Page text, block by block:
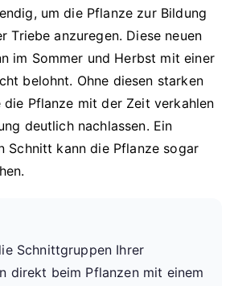
um die Pflanze zur Bildung
Triebe anzuregen. Diese neuen
im Sommer und Herbst mit einer
belohnt. Ohne diesen starken
Pflanze mit der Zeit verkahlen
deutlich nachlassen. Ein
Schnitt kann die Pflanze sogar
Schnittgruppen Ihrer
direkt beim Pflanzen mit einem